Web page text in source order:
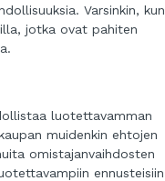
Varsinkin, kun
jotka ovat pahiten
luotettavamman
muidenkin ehtojen
omistajanvaihdosten
ennusteisiin